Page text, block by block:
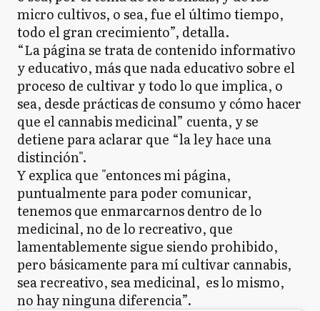
micro cultivos, o sea, fue el último tiempo,
todo el gran crecimiento”, detalla.
“La página se trata de contenido informativo
y educativo, más que nada educativo sobre el
proceso de cultivar y todo lo que implica, o
sea, desde prácticas de consumo y cómo hacer
que el cannabis medicinal” cuenta, y se
detiene para aclarar que “la ley hace una
distinción".
Y explica que "entonces mi página,
puntualmente para poder comunicar,
tenemos que enmarcarnos dentro de lo
medicinal, no de lo recreativo, que
lamentablemente sigue siendo prohibido,
pero básicamente para mí cultivar cannabis,
sea recreativo, sea medicinal, es lo mismo,
no hay ninguna diferencia”.